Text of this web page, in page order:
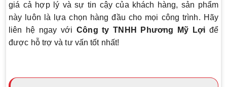
giá cả hợp lý và sự tin cậy của khách hàng, sản phẩm
này luôn là lựa chọn hàng đầu cho mọi công trình. Hãy
liên hệ ngay vớiCông ty TNHH Phương Mỹ Lợi để
được hỗ trợ và tư vấn tốt nhất!